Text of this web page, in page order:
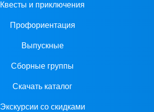
Квесты и приключения
Профориентация
Выпускные
Сборные группы
Скачать каталог
Экскурсии со скидками